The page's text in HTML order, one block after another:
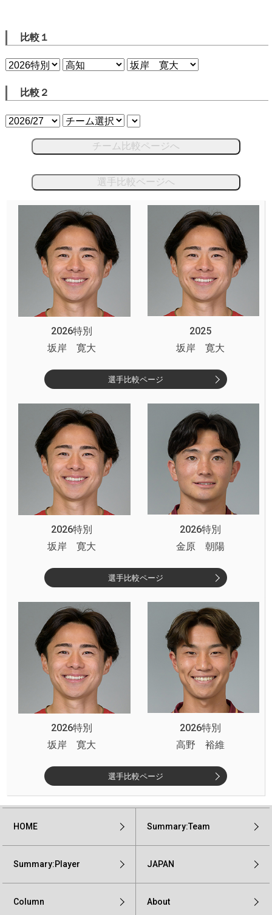
比較１
比較２
チーム比較ページへ
選手比較ページへ
2026特別
2025
坂岸 寛大
坂岸 寛大
選手比較ページ
2026特別
2026特別
坂岸 寛大
金原 朝陽
選手比較ページ
2026特別
2026特別
坂岸 寛大
高野 裕維
選手比較ページ
HOME Summary:Team
Summary:Player JAPAN
Column About